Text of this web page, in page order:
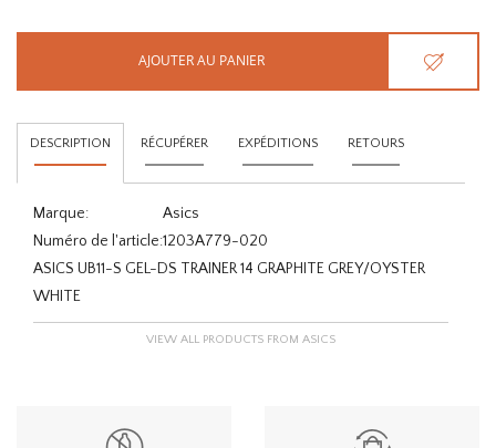
AJOUTER AU PANIER
DESCRIPTION RÉCUPÉRER EXPÉDITIONS RETOURS
Marque:
Asics
Numéro de l'article:1203A779-020
ASICS UB11-S GEL-DS TRAINER 14 GRAPHITE GREY/OYSTER
WHITE
VIEW ALL PRODUCTS FROM ASICS